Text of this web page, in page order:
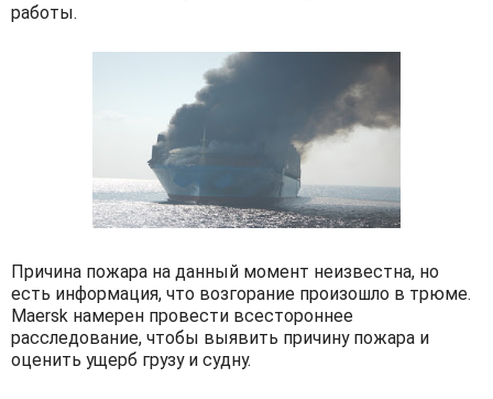
работы.
Причина пожара на данный момент неизвестна, но
есть информация, что возгорание произошло в трюме.
Maersk намерен провести всестороннее
расследование, чтобы выявить причину пожара и
оценить ущерб грузу и судну.